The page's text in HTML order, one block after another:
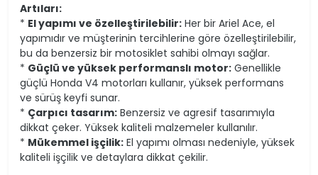
Artıları:
* El yapımı ve özelleştirilebilir: Her bir Ariel Ace, el
yapımıdır ve müşterinin tercihlerine göre özelleştirilebilir,
bu da benzersiz bir motosiklet sahibi olmayı sağlar.
* Güçlü ve yüksek performanslı motor: Genellikle
güçlü Honda V4 motorları kullanır, yüksek performans
ve sürüş keyfi sunar.
* Çarpıcı tasarım: Benzersiz ve agresif tasarımıyla
dikkat çeker. Yüksek kaliteli malzemeler kullanılır.
* Mükemmel işçilik: El yapımı olması nedeniyle, yüksek
kaliteli işçilik ve detaylara dikkat çekilir.